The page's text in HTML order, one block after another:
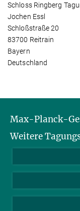
Schloss Ringberg
Jochen Essl
Schloßstraße 20
83700 Reitrain
Bayern
Deutschland
Max-Planck-
Karriere bei der
Weitere
Max-Planck-
Max-Planck-